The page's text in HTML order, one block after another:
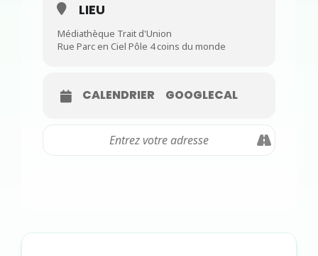
LIEU
Médiathèque Trait d'Union
Rue Parc en Ciel Pôle 4 coins du monde
CALENDRIER GOOGLECAL